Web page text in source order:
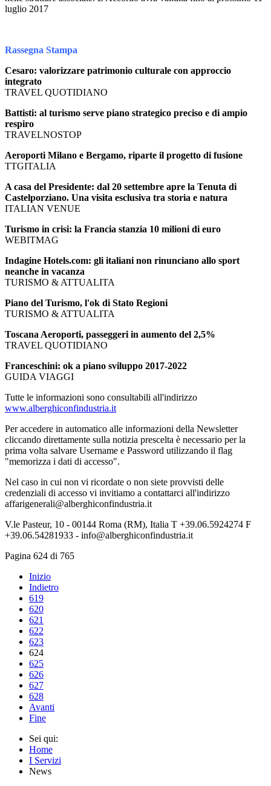
luglio 2017
Rassegna Stampa
Cesaro: valorizzare patrimonio culturale con approccio
integrato
TRAVEL QUOTIDIANO
Battisti: al turismo serve piano strategico preciso e di ampio
respiro
TRAVELNOSTOP
Aeroporti Milano e Bergamo, riparte il progetto di fusione
TTGITALIA
A casa del Presidente: dal 20 settembre apre la Tenuta di
Castelporziano. Una visita esclusiva tra storia e natura
ITALIAN VENUE
Turismo in crisi: la Francia stanzia 10 milioni di euro
WEBITMAG
Indagine Hotels.com: gli italiani non rinunciano allo sport
neanche in vacanza
TURISMO & ATTUALITA
Piano del Turismo, l'ok di Stato Regioni
TURISMO & ATTUALITA
Toscana Aeroporti, passeggeri in aumento del 2,5%
TRAVEL QUOTIDIANO
Franceschini: ok a piano sviluppo 2017-2022
GUIDA VIAGGI
Tutte le informazioni sono consultabili all'indirizzo
www.alberghiconfindustria.it
Per accedere in automatico alle informazioni della Newsletter
cliccando direttamente sulla notizia prescelta è necessario per la
prima volta salvare Username e Password utilizzando il flag
"memorizza i dati di accesso".
Nel caso in cui non vi ricordate o non siete provvisti delle
credenziali di accesso vi invitiamo a contattarci all'indirizzo
affarigenerali@alberghiconfindustria.it
V.le Pasteur, 10 - 00144 Roma (RM), Italia T +39.06.5924274 F
+39.06.54281933 - info@alberghiconfindustria.it
Pagina 624 di 765
Inizio
Indietro
619
620
621
622
623
624
625
626
627
628
Avanti
Fine
Sei qui:
Home
I Servizi
News